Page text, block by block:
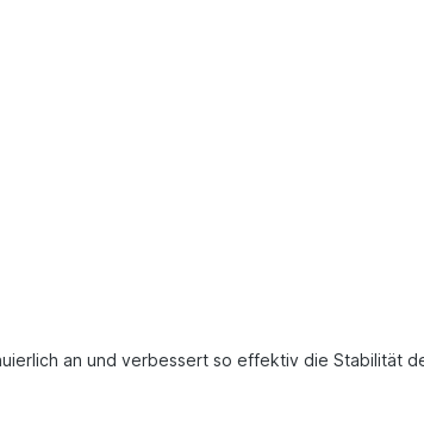
an und verbessert so effektiv die Stabilität